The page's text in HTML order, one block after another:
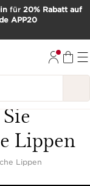
für 20% Rabatt auf
APP20
Lippen
Lippen